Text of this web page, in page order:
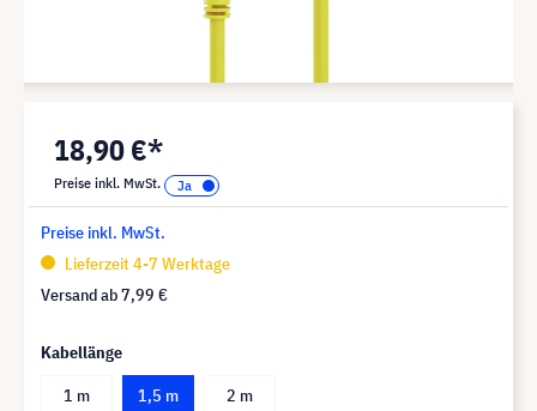
18,90 €*
Preise inkl. MwSt.
Preise inkl. MwSt.
Lieferzeit 4-7 Werktage
Versand ab7,99 €
Kabellänge
1 m
1,5 m 2 m